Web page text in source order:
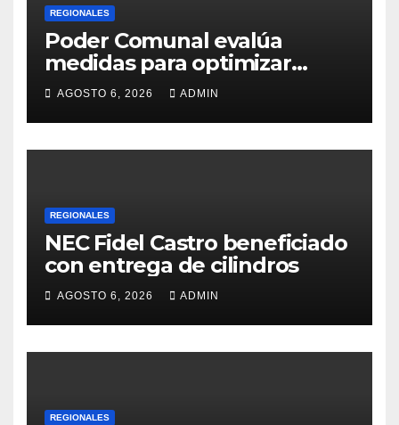
REGIONALES
Poder Comunal evalúa
medidas para optimizar
servicio de agua
AGOSTO 6, 2026 ADMIN
REGIONALES
NEC Fidel Castro beneficiado
con entrega de cilindros
AGOSTO 6, 2026 ADMIN
REGIONALES